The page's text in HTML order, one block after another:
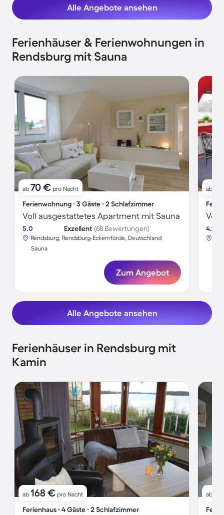
Alle Angebote ansehen
Ferienhäuser & Ferienwohnungen in
Rendsburg mit Sauna
ab 70 € pro Nacht
Ferienwohnung ∙ 3 Gäste ∙ 2 Schlafzimmer
Voll ausgestattetes Apartment mit Sauna
5.0 Exzellent (68 Bewertungen)
Rendsburg, Rendsburg-Eckernförde, Deutschland
Sauna
Zum Angebot
ab
4.9
Alle Angebote ansehen
Ferienhäuser in Rendsburg mit
Kamin
ab 168 € pro Nacht
Ferienhaus ∙ 4 Gäste ∙ 2 Schlafzimmer
ab